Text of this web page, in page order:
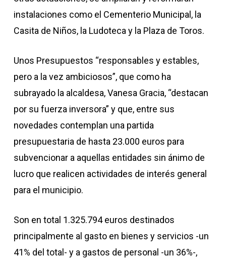
instalaciones como el Cementerio Municipal, la
Casita de Niños, la Ludoteca y la Plaza de Toros.
Unos Presupuestos “responsables y estables,
pero a la vez ambiciosos”, que como ha
subrayado la alcaldesa, Vanesa Gracia, “destacan
por su fuerza inversora” y que, entre sus
novedades contemplan una partida
presupuestaria de hasta 23.000 euros para
subvencionar a aquellas entidades sin ánimo de
lucro que realicen actividades de interés general
para el municipio.
Son en total 1.325.794 euros destinados
principalmente al gasto en bienes y servicios -un
41% del total- y a gastos de personal -un 36%-,